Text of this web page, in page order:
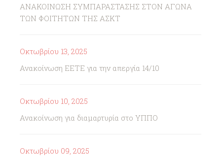
ΑΝΑΚΟΙΝΩΣΗ ΣΥΜΠΑΡΑΣΤΑΣΗΣ ΣΤΟΝ ΑΓΩΝΑ
ΤΩΝ ΦΟΙΤΗΤΩΝ ΤΗΣ ΑΣΚΤ
Οκτωβρίου 13, 2025
Ανακοίνωση ΕΕΤΕ για την απεργία 14/10
Οκτωβρίου 10, 2025
Ανακοίνωση για διαμαρτυρία στο ΥΠΠΟ
Οκτωβρίου 09, 2025